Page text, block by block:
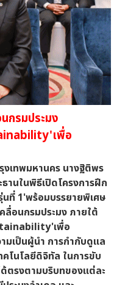
กรมประมง
เพื่อ
เทพมหานคร นางฐิติพร
ธานในพิธีเปิดโครงการฝึก
นที่ 1'พร้อมบรรยายพิเศษ
ลื่อนกรมประมง ภายใต้
เพื่อ
มเป็นผู้นำ การกำกับดูแล
คโนโลยีดิจิทัล ในการขับ
ตรงตามบริบทของแต่ละ